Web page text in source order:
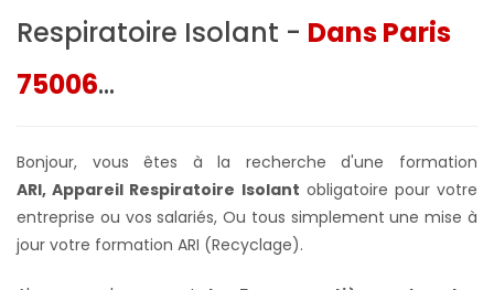
Respiratoire Isolant - Dans Paris
75006...
Bonjour, vous êtes à la recherche d'une formation
ARI, Appareil Respiratoire Isolant obligatoire pour votre
entreprise ou vos salariés,Ou tous simplement une mise à
jour votre formation ARI (Recyclage).